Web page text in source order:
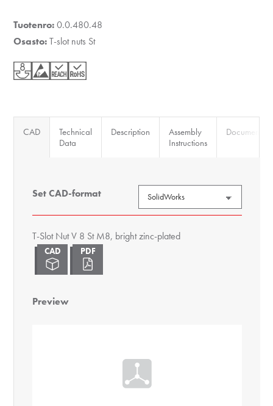
V
8
M8,
määrä
Tuotenro:0.0.480.48
Osasto:T-slot nuts St
CAD
Technical
Data
Description
Assembly
Instructions
Documents
Set CAD-format
T-Slot Nut V 8 St M8, bright zinc-plated
Preview